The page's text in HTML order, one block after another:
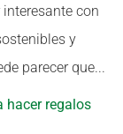
con
y
parecer que...
hacer regalos